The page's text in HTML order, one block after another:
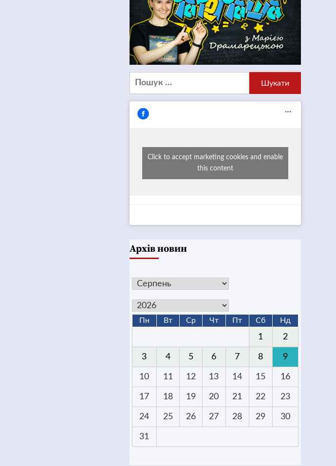
Пошук:
Click to accept marketing cookies and enable
this content
Архів новин
Пн Вт Ср Чт Пт Сб Нд
1 2
3 4 5 6 7 8 9
10 11 12 13 14 15 16
17 18 19 20 21 22 23
24 25 26 27 28 29 30
31